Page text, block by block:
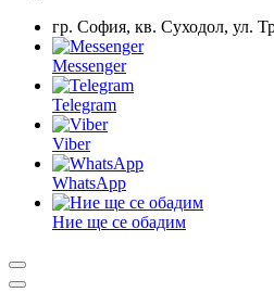
гр. София, кв. Суходол, ул.
Messenger
Telegram
Viber
WhatsApp
Ние ще се обадим